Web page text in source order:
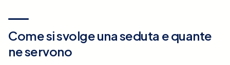
Come si svolge una seduta e quante
ne servono